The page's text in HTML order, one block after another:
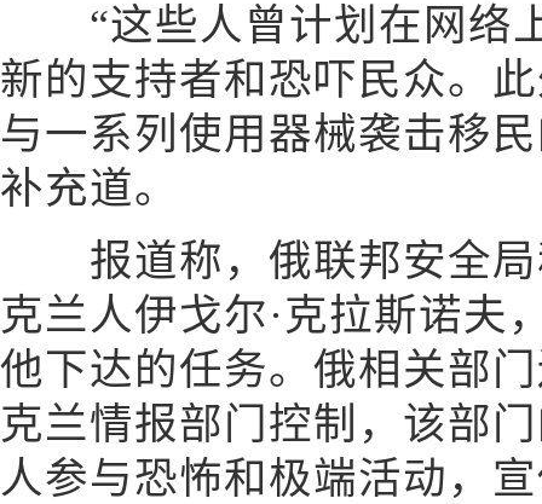
“这些人曾计划在网络
新的支持者和恐吓民众。
与一系列使用器械袭击移
补充道。
报道称，俄联邦安全局
克兰人伊戈尔·克拉斯诺夫
他下达的任务。俄相关部
克兰情报部门控制，该部
人参与恐怖和极端活动，